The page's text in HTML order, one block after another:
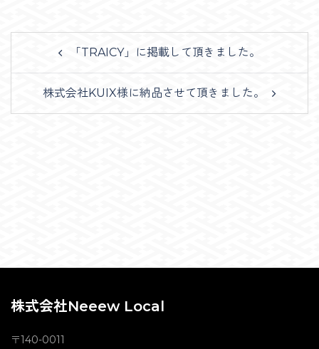
navigation「TRAICY」に掲載して頂きました。
株式会社KUIX様に納品させて頂きました。
株式会社Neeew Local
〒140-0011